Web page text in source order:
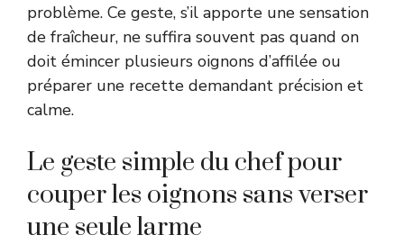
problème. Ce geste, s’il apporte une sensation
de fraîcheur, ne suffira souvent pas quand on
doit émincer plusieurs oignons d’affilée ou
préparer une recette demandant précision et
calme.
Le geste simple du chef pour
couper les oignons sans verser
une seule larme